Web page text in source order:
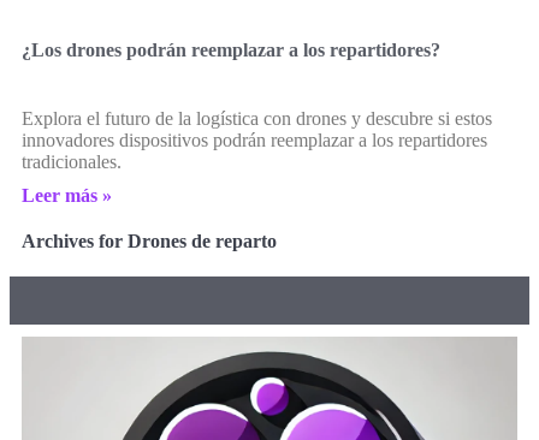
¿Los drones podrán reemplazar a los repartidores?
Explora el futuro de la logística con drones y descubre si estos
innovadores dispositivos podrán reemplazar a los repartidores
tradicionales.
Leer más »
Archives for Drones de reparto